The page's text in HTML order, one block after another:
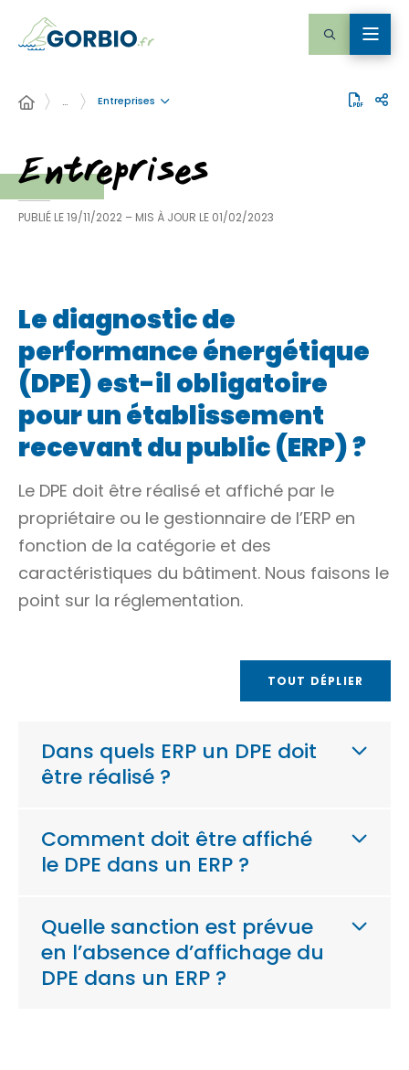
… Entreprises
Entreprises
PUBLIÉ LE19/11/2022 – MIS À JOUR LE 01/02/2023
Le diagnostic de
performance énergétique
(DPE) est-il obligatoire
pour un établissement
recevant du public (ERP) ?
Le DPE doit être réalisé et affiché par le
propriétaire ou le gestionnaire de l’ERP en
fonction de la catégorie et des
caractéristiques du bâtiment. Nous faisons le
point sur la réglementation.
TOUT DÉPLIER
Dans quels ERP un DPE doit
être réalisé ?
Comment doit être affiché
le DPE dans un ERP ?
Quelle sanction est prévue
en l’absence d’affichage du
DPE dans un ERP ?